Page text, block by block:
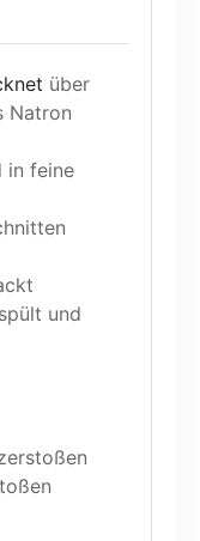
über
Natron
in feine
und